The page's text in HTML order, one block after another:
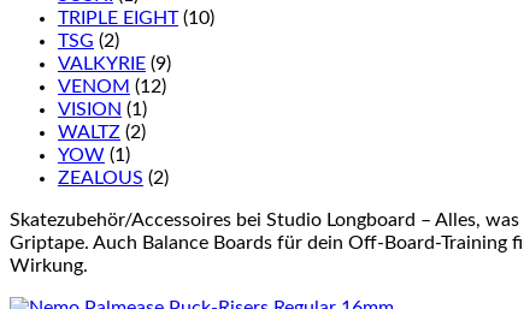
TRIPLE EIGHT (10)
TSG (2)
VALKYRIE (9)
VENOM (12)
VISION (1)
WALTZ (2)
YOW (1)
ZEALOUS (2)
Skatezubehör/Accessoires bei Studio Longboard – Alles,
Griptape. Auch Balance Boards für dein Off-Board-Training
Wirkung.